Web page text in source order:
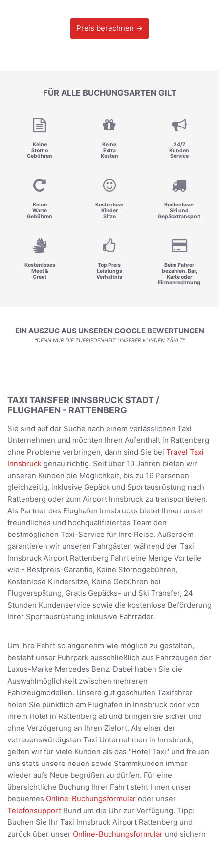
Preis berechnen →
FÜR ALLE BUCHUNGSARTEN GILT
Keine
Storno
Gebühren
Keine
Extra
Kosten
24/7
Kunden
Service
Keine
Warte
Gebühren
Kostenlose
Kinder
Sitze
Kostenloser
Ski und
Gepäcktransport
Kostenloses
Meet &
Greet
Top Preis
Leistungs
Verhältnis
Beim Fahrer
bezahlen. Bar,
Karte oder
Firmenrechnung
EIN AUSZUG AUS UNSEREN GOOGLE BEWERTUNGEN
"DENN NUR DIE ZUFRIEDENHEIT UNSERER KUNDEN ZÄHLT"
TAXI TANSFER INNSBRUCK STADT /
FLUGHAFEN - RATTENBERG
Sie sind auf der Suche nach einem verlässlichen Taxi
Unternehmen und möchten Ihren Aufenthalt in Rattenberg
ohne Probleme verbringen, dann sind Sie bei Travel Taxi
Innsbruck genau richtig. Seit über 10 Jahren bieten wir
unseren Kunden die Möglichkeit, bis zu 16 Personen
gleichzeitig, inklusive Gepäck und Sportausrüstung nach
Rattenberg oder zum Airport Innsbruck zu transportieren.
Als Partner des Flughafen Innsbrucks bietet Ihnen unser
freundliches und hochqualifiziertes Team den
bestmöglichen Taxi-Service für Ihre Reise. Außerdem
garantieren wir unseren Fahrgästen während der Taxi
Innsbruck Airport Rattenberg Fahrt eine Menge Vorteile
wie - Bestpreis-Garantie, Keine Stornogebühren,
Kostenlose Kindersitze, Keine Gebühren bei
Flugverspätung, Gratis Gepäcks- und Ski Transfer, 24
Stunden Kundenservice sowie die kostenlose Beförderung
Ihrer Sportausrüstung inklusive Fahrräder.
Um Ihre Fahrt so angenehm wie möglich zu gestalten,
besteht unser Fuhrpark ausschließlich aus Fahrzeugen der
Luxus-Marke Mercedes Benz. Dabei haben Sie die
Auswahlmöglichkeit zwischen mehreren
Fahrzeugmodellen. Unsere gut geschulten Taxifahrer
holen Sie pünktlich am Flughafen in Innsbruck oder von
ihrem Hotel in Rattenberg ab und bringen sie sicher und
ohne Verzögerung an Ihren Zielort. Als einer der
vetrauenswürdigsten Taxi Unternehmen in Innsbruck,
gelten wir für viele Kunden als das "Hotel Taxi" und freuen
uns stets unsere neuen sowie Stammkunden immer
wieder aufs Neue begrüßen zu dürfen. Für eine
übersichtliche Buchung Ihrer Fahrt steht Ihnen unser
bequemes Online-Buchungsformular oder unser
Telefonsupport Rund um die Uhr zur Verfügung. Tipp:
Buchen Sie Ihr Taxi Innsbruck Airport Rattenberg und
zurück über unser Online-Buchungsformular und sichern